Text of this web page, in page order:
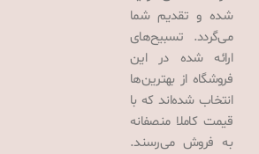
شده و تقدیم شما
می‌گردد. تسبیح‌های
ارائه شده در این
فروشگاه از بهترین‌ها
انتخاب شده‌اند که با
قیمت کاملا منصفانه
به فروش می‌رسند.